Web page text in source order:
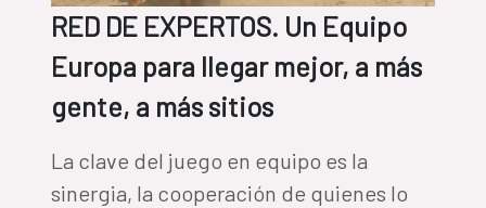
RED DE EXPERTOS. Un Equipo
Europa para llegar mejor, a más
gente, a más sitios
La clave del juego en equipo es la
sinergia, la cooperación de quienes lo